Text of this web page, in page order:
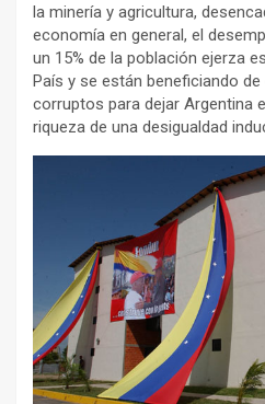
la minería y agricultura,
economía en general, el
un 15% de la población ejerza
País y se están beneficiando
corruptos para dejar Argentina
riqueza de una desigualdad